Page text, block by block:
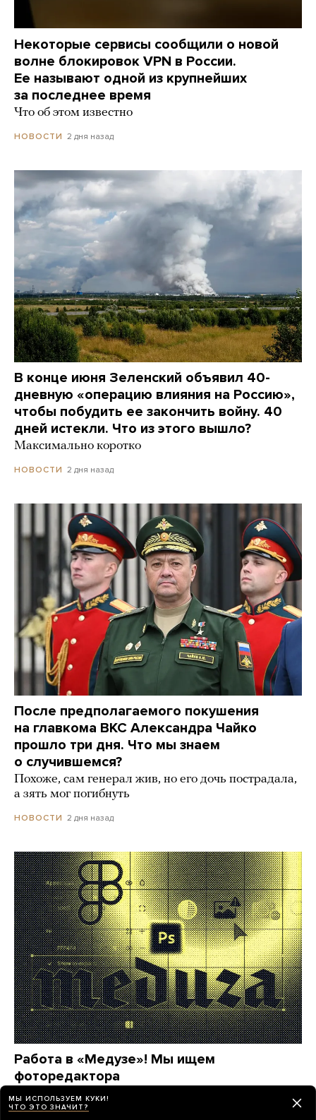
Некоторые сервисы сообщили о новой
волне блокировок VPN в России.
Ее называют одной из крупнейших
за последнее время
Что об этом известно
НОВОСТИ 2 дня назад
В конце июня Зеленский объявил 40-
дневную «операцию влияния на Россию»,
чтобы побудить ее закончить войну. 40
дней истекли. Что из этого вышло?
Максимально коротко
НОВОСТИ 2 дня назад
После предполагаемого покушения
на главкома ВКС Александра Чайко
прошло три дня. Что мы знаем
о случившемся?
Похоже, сам генерал жив, но его дочь пострадала,
а зять мог погибнуть
НОВОСТИ 2 дня назад
Работа в «Медузе»! Мы ищем
фоторедактора
МЕДУЗА 23 дня назад
МЫ ИСПОЛЬЗУЕМ КУКИ!
ЧТО ЭТО ЗНАЧИТ?